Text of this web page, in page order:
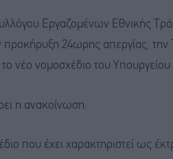
Εργαζομένων Εθνικής
24ωρης απεργίας, την
νέο νομοσχέδιο του Υπουργείου
η ανακοίνωση:
που έχει χαρακτηριστεί ως